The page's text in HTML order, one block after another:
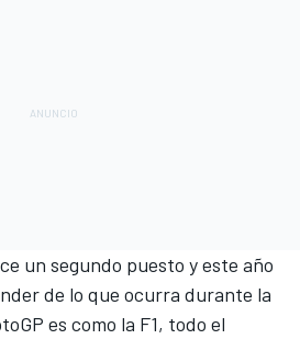
un segundo puesto y este año
de lo que ocurra durante la
es como la F1, todo el